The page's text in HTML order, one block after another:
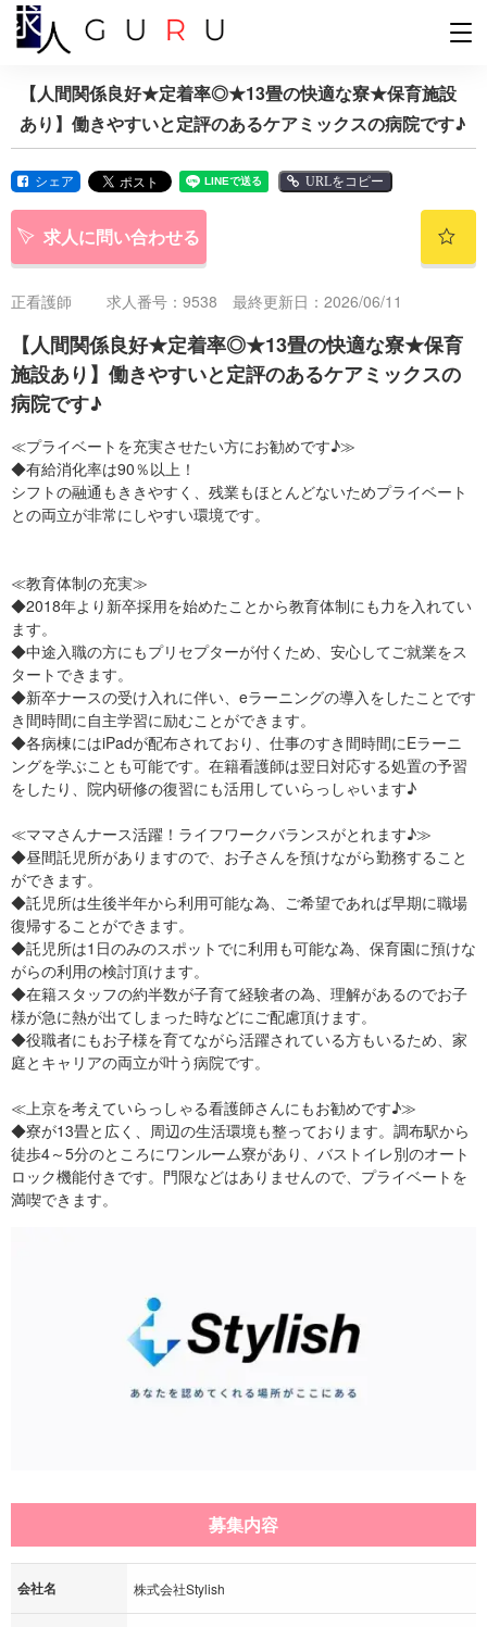
【人間関係良好★定着率◎★13畳の快適な寮★保育施設
あり】働きやすいと定評のあるケアミックスの病院です♪
シェア URLをコピー
求人に問い合わせる
正看護師 求人番号：9538 最終更新日：2026/06/11
【人間関係良好★定着率◎★13畳の快適な寮★保育
施設あり】働きやすいと定評のあるケアミックスの
病院です♪
≪プライベートを充実させたい方にお勧めです♪≫
◆有給消化率は90％以上！
シフトの融通もききやすく、残業もほとんどないためプライベート
との両立が非常にしやすい環境です。
≪教育体制の充実≫
◆2018年より新卒採用を始めたことから教育体制にも力を入れてい
ます。
◆中途入職の方にもプリセプターが付くため、安心してご就業をス
タートできます。
◆新卒ナースの受け入れに伴い、eラーニングの導入をしたことです
き間時間に自主学習に励むことができます。
◆各病棟にはiPadが配布されており、仕事のすき間時間にEラーニ
ングを学ぶことも可能です。在籍看護師は翌日対応する処置の予習
をしたり、院内研修の復習にも活用していらっしゃいます♪
≪ママさんナース活躍！ライフワークバランスがとれます♪≫
◆昼間託児所がありますので、お子さんを預けながら勤務すること
ができます。
◆託児所は生後半年から利用可能な為、ご希望であれば早期に職場
復帰することができます。
◆託児所は1日のみのスポットでに利用も可能な為、保育園に預けな
がらの利用の検討頂けます。
◆在籍スタッフの約半数が子育て経験者の為、理解があるのでお子
様が急に熱が出てしまった時などにご配慮頂けます。
◆役職者にもお子様を育てながら活躍されている方もいるため、家
庭とキャリアの両立が叶う病院です。
≪上京を考えていらっしゃる看護師さんにもお勧めです♪≫
◆寮が13畳と広く、周辺の生活環境も整っております。調布駅から
徒歩4～5分のところにワンルーム寮があり、バストイレ別のオート
ロック機能付きです。門限などはありませんので、プライベートを
満喫できます。
募集内容
会社名 株式会社Stylish